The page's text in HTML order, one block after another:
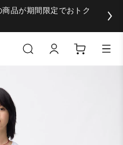
品が期間限定でおトク